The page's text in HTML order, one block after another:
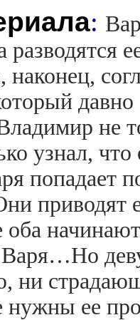
:
наконец,
не
узнал,
попадает
приводят
Варя…Но
ни
нужны ее